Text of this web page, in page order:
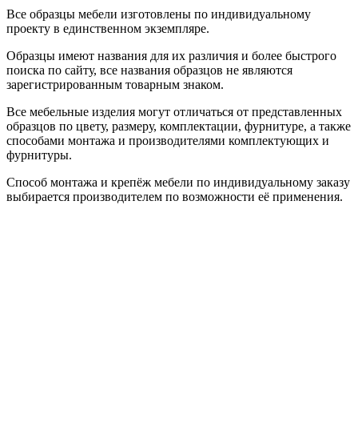
Все образцы мебели изготовлены по индивидуальному
проекту в единственном экземпляре.
Образцы имеют названия для их различия и более быстрого
поиска по сайту, все названия образцов не являются
зарегистрированным товарным знаком.
Все мебельные изделия могут отличаться от представленных
образцов по цвету, размеру, комплектации, фурнитуре, а также
способами монтажа и производителями комплектующих и
фурнитуры.
Способ монтажа и крепёж мебели по индивидуальному заказу
выбирается производителем по возможности её применения.